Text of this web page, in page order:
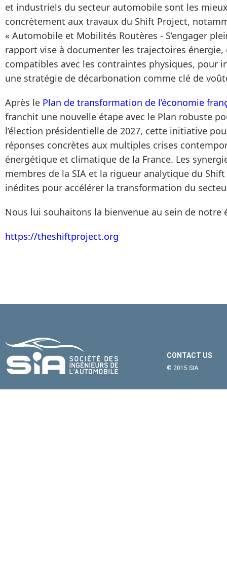
et industriels du secteur automobile sont les
concrètement aux travaux du Shift Project,
« Automobile et Mobilités Routères - S’engager
rapport vise à documenter les trajectoires
compatibles avec les contraintes physiques, pour
une stratégie de décarbonation comme clé de
Après le Plan de transformation de l’économie
franchit une nouvelle étape avec le Plan robuste
l’élection présidentielle de 2027, cette initiative
réponses concrètes aux multiples crises
énergétique et climatique de la France. Les
membres de la SIA et la rigueur analytique du
inédites pour accélérer la transformation du
Nous lui souhaitons la bienvenue au sein de notre
https://theshiftproject.org
CONTACT US
© 2015 SIA